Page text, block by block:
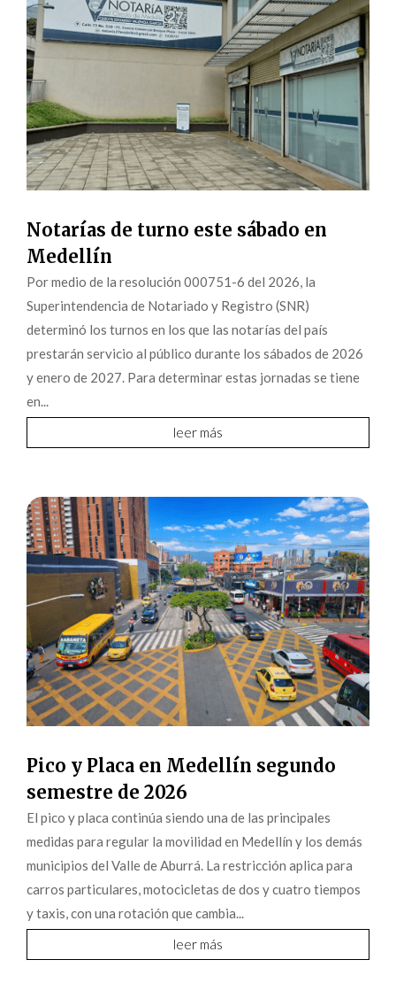
Notarías de turno este sábado en
Medellín
Por medio de la resolución 000751-6 del 2026, la
Superintendencia de Notariado y Registro (SNR)
determinó los turnos en los que las notarías del país
prestarán servicio al público durante los sábados de 2026
y enero de 2027. Para determinar estas jornadas se tiene
en...
leer más
Pico y Placa en Medellín segundo
semestre de 2026
El pico y placa continúa siendo una de las principales
medidas para regular la movilidad en Medellín y los demás
municipios del Valle de Aburrá. La restricción aplica para
carros particulares, motocicletas de dos y cuatro tiempos
y taxis, con una rotación que cambia...
leer más